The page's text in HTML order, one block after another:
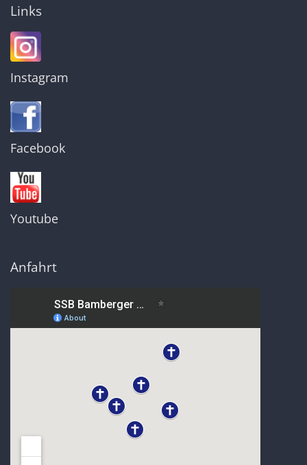
Links
Instagram
Facebook
Youtube
Anfahrt